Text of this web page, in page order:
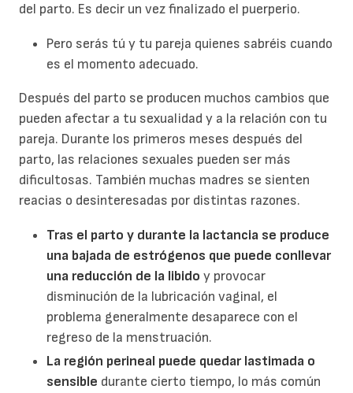
del parto. Es decir un vez finalizado el puerperio.
Pero serás tú y tu pareja quienes sabréis cuando
es el momento adecuado.
Después del parto se producen muchos cambios que
pueden afectar a tu sexualidad y a la relación con tu
pareja. Durante los primeros meses después del
parto, las relaciones sexuales pueden ser más
dificultosas. También muchas madres se sienten
reacias o desinteresadas por distintas razones.
Tras el parto y durante la lactancia se produce
una bajada de estrógenos que puede conllevar
una reducción de la libido y provocar
disminución de la lubricación vaginal, el
problema generalmente desaparece con el
regreso de la menstruación.
La región perineal puede quedar lastimada o
sensible durante cierto tiempo, lo más común